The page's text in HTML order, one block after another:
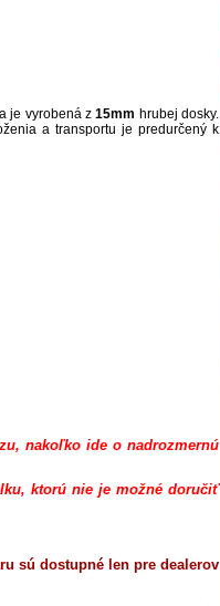
je vyrobená z15mm hrubej dosky.
a transportu je predurčený k
nakoľko ide o nadrozmernú
ktorú nie je možné doručiť
sú dostupné len pre dealerov